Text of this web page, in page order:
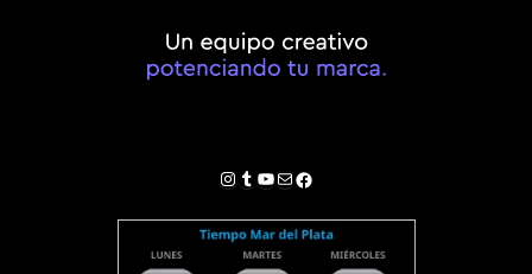
Instagram
Tumblr
YouTube
Correo electrónico
Facebook